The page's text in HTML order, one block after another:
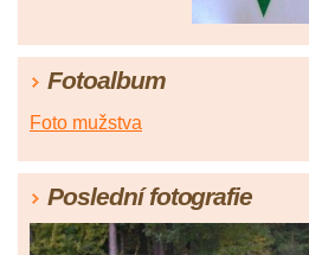
Fotoalbum
Foto mužstva
Poslední fotografie